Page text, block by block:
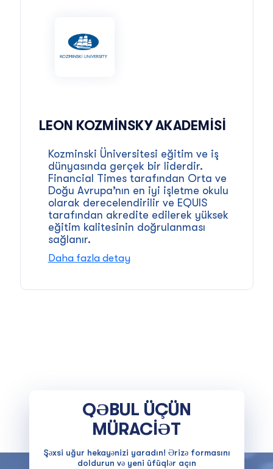
LEON KOZMINSKY AKADEMISI
Kozminski Üniversitesi eğitim ve iş
dünyasında gerçek bir liderdir.
Financial Times tarafından Orta ve
Doğu Avrupa’nın en iyi işletme okulu
olarak derecelendirilir ve EQUIS
tarafından akredite edilerek yüksek
eğitim kalitesinin doğrulanması
sağlanır.
Daha fazla detay
QƏBUL ÜÇÜN
MÜRACİƏT
Şəxsi uğur hekayənizi yaradın! Ərizə formasını
doldurun və yeni üfüqlər açın